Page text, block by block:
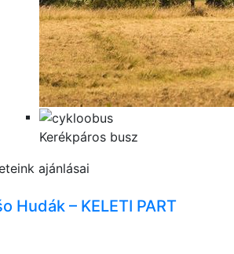
Kerékpáros busz
ajánlásai
Hudák – KELETI PART